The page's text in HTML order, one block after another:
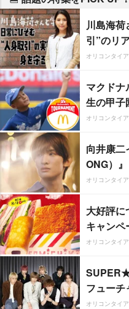
川島海
引”のリ
オリコンタイ
マクド
生の甲子
オリコンタイ
向井康二
ONG）』
オリコンタイ
大好評
キャンペ
オリコンタイ
フューチ
オリコンタイ